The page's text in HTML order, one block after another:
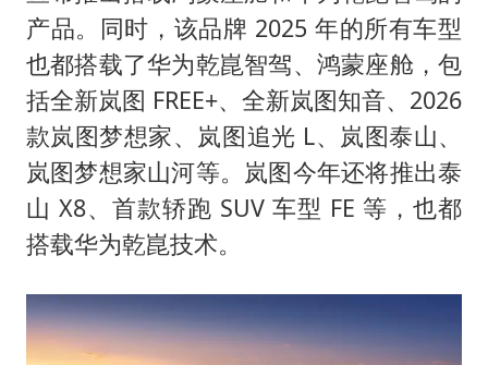
产品。同时，该品牌 2025 年的所有车型
也都搭载了华为乾崑智驾、鸿蒙座舱，包
括全新岚图 FREE+、全新岚图知音、2026
款岚图梦想家、岚图追光 L、岚图泰山、
岚图梦想家山河等。岚图今年还将推出泰
山 X8、首款轿跑 SUV 车型 FE 等，也都
搭载华为乾崑技术。